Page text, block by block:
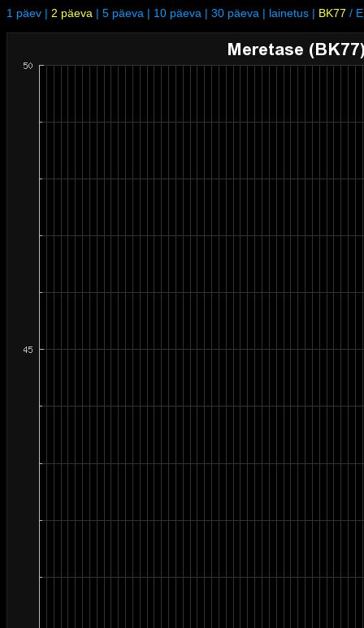
1 päev | 2 päeva | 5 päeva | 10 päeva | 30 päeva | lainetus | BK77 /